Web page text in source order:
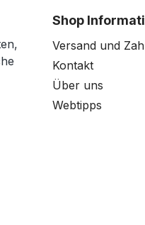
Shop
Versand und
Kontakt
Über uns
Webtipps